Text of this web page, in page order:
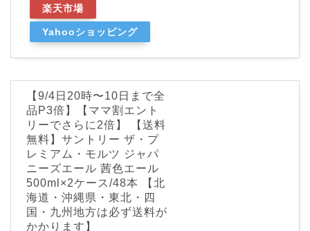
楽天市場
Yahooショッピング
【9/4日20時〜10日まで全
品P3倍】【ママ割エント
リーでさらに2倍】 【送料
無料】サントリー ザ・プ
レミアム・モルツ ジャパ
ニーズエール 茜色エール
500ml×2ケース/48本 【北
海道・沖縄県・東北・四
国・九州地方は必ず送料が
かかります】